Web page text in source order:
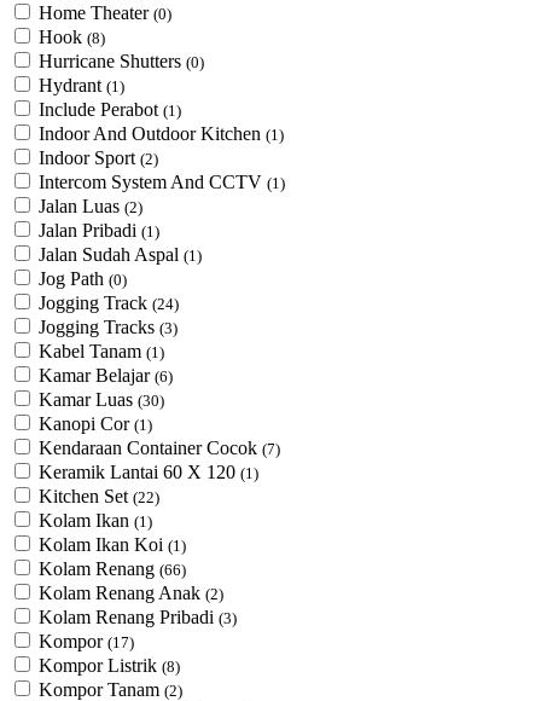
Home Theater (0)
Hook (8)
Hurricane Shutters (0)
Hydrant (1)
Include Perabot (1)
Indoor And Outdoor Kitchen (1)
Indoor Sport (2)
Intercom System And CCTV (1)
Jalan Luas (2)
Jalan Pribadi (1)
Jalan Sudah Aspal (1)
Jog Path (0)
Jogging Track (24)
Jogging Tracks (3)
Kabel Tanam (1)
Kamar Belajar (6)
Kamar Luas (30)
Kanopi Cor (1)
Kendaraan Container Cocok (7)
Keramik Lantai 60 X 120 (1)
Kitchen Set (22)
Kolam Ikan (1)
Kolam Ikan Koi (1)
Kolam Renang (66)
Kolam Renang Anak (2)
Kolam Renang Pribadi (3)
Kompor (17)
Kompor Listrik (8)
Kompor Tanam (2)